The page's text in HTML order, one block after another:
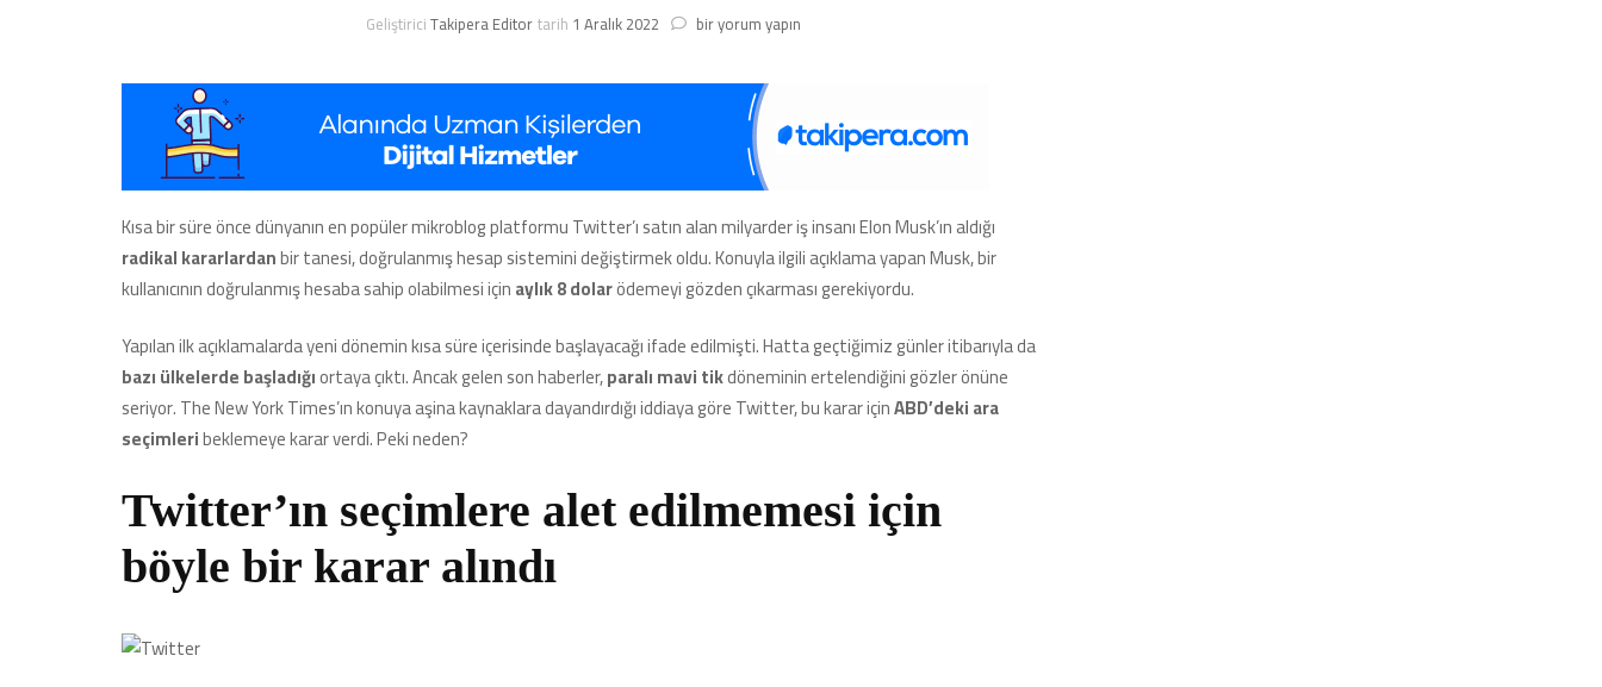
GeliştiriciTakipera Editortarih 1 Aralık 2022 Elon
“Paralı
Uygulamasını
Erteliyor:
Mavi
Tik
Alıp
Başkalarını
Taklit
Edenlerin
Cezası
da
Belli
Oldu
bir yorum yapın
Kısa bir süre önce dünyanın en popüler mikroblog platformu Twitter’ı satın alan milyarder iş insanı Elon Musk’ın aldığı
radikal kararlardanbir tanesi, doğrulanmış hesap sistemini değiştirmek oldu. Konuyla ilgili açıklama yapan Musk, bir
kullanıcının doğrulanmış hesaba sahip olabilmesi içinaylık 8 dolarödemeyi gözden çıkarması gerekiyordu.
Yapılan ilk açıklamalarda yeni dönemin kısa süre içerisinde başlayacağı ifade edilmişti. Hatta geçtiğimiz günler itibarıyla da
bazı ülkelerde başladığıortaya çıktı. Ancak gelen son haberler,paralı mavi tikdöneminin ertelendiğini gözler önüne
seriyor. The New York Times’ın konuya aşina kaynaklara dayandırdığı iddiaya göre Twitter, bu karar içinABD’deki ara
seçimleribeklemeye karar verdi. Peki neden?
Twitter’ın seçimlere alet edilmemesi için
böyle bir karar alındı